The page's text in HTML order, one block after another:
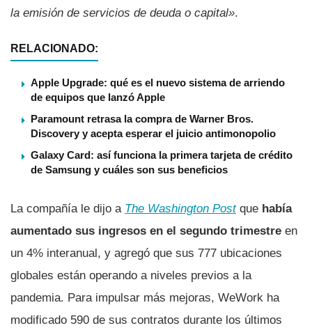
la emisión de servicios de deuda o capital».
RELACIONADO:
Apple Upgrade: qué es el nuevo sistema de arriendo
de equipos que lanzó Apple
Paramount retrasa la compra de Warner Bros.
Discovery y acepta esperar el juicio antimonopolio
Galaxy Card: así funciona la primera tarjeta de crédito
de Samsung y cuáles son sus beneficios
La compañía le dijo a The Washington Postque había
aumentado sus ingresos en el segundo trimestre en
un 4% interanual, y agregó que sus 777 ubicaciones
globales están operando a niveles previos a la
pandemia. Para impulsar más mejoras, WeWork ha
modificado 590 de sus contratos durante los últimos